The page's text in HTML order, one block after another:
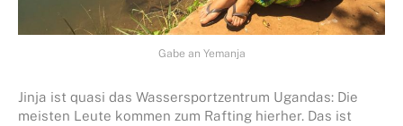
Gabe an Yemanja
Jinja ist quasi das Wassersportzentrum Ugandas: Die
meisten Leute kommen zum Rafting hierher. Das ist